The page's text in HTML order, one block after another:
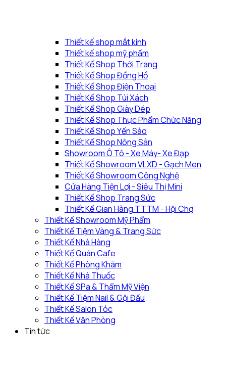
Thiết kế shop mắt kính
Thiết kế shop mỹ phẩm
Thiết Kế Shop Thời Trang
Thiết Kế Shop Đồng Hồ
Thiết Kế Shop Điện Thoại
Thiết Kế Shop Túi Xách
Thiết Kế Shop Giày Dép
Thiết Kế Shop Thực Phẩm Chức Năng
Thiết Kế Shop Yến Sào
Thiết Kế Shop Nông Sản
Showroom Ô Tô - Xe Máy- Xe Đạp
Thiết Kế Showroom VLXD - Gạch Men
Thiết Kế Showroom Công Nghệ
Cửa Hàng Tiện Lợi - Siêu Thị Mini
Thiết Kế Shop Trang Sức
Thiết Kế Gian Hàng TTTM - Hội Chợ
Thiết Kế Showroom Mỹ Phẩm
Thiết Kế Tiệm Vàng & Trang Sức
Thiết Kế Nhà Hàng
Thiết Kế Quán Cafe
Thiết Kế Phòng Khám
Thiết Kế Nhà Thuốc
Thiết Kế SPa & Thẩm Mỹ Viện
Thiết Kế Tiệm Nail & Gội Đầu
Thiết Kế Salon Tóc
Thiết Kế Văn Phòng
Tin tức